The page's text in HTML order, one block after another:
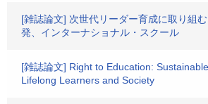
[雑誌論文] 次世代リーダー育成に取り組
発、インターナショナル・スクール
[雑誌論文] Right to Education:
Lifelong Learners and Society